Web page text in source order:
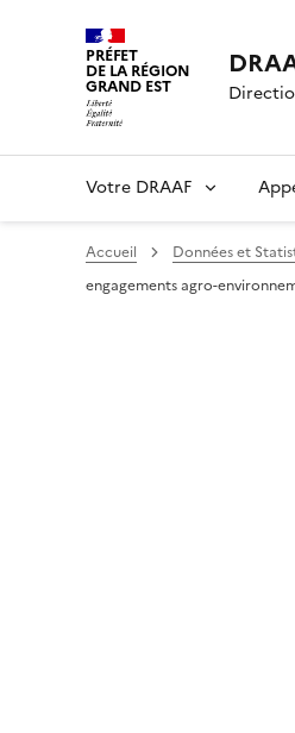
PRÉFET
DE LA RÉGION
GRAND EST
Votre DRAAF
Accueil Données et
engagements agro-